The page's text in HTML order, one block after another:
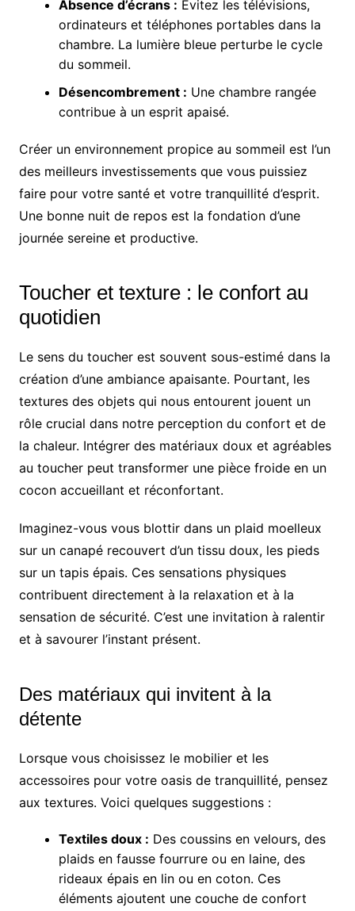
Absence d’écrans : Évitez les télévisions,
ordinateurs et téléphones portables dans la
chambre. La lumière bleue perturbe le cycle
du sommeil.
Désencombrement : Une chambre rangée
contribue à un esprit apaisé.
Créer un environnement propice au sommeil est l’un
des meilleurs investissements que vous puissiez
faire pour votre santé et votre tranquillité d’esprit.
Une bonne nuit de repos est la fondation d’une
journée sereine et productive.
Toucher et texture : le confort au
quotidien
Le sens du toucher est souvent sous-estimé dans la
création d’une ambiance apaisante. Pourtant, les
textures des objets qui nous entourent jouent un
rôle crucial dans notre perception du confort et de
la chaleur. Intégrer des matériaux doux et agréables
au toucher peut transformer une pièce froide en un
cocon accueillant et réconfortant.
Imaginez-vous vous blottir dans un plaid moelleux
sur un canapé recouvert d’un tissu doux, les pieds
sur un tapis épais. Ces sensations physiques
contribuent directement à la relaxation et à la
sensation de sécurité. C’est une invitation à ralentir
et à savourer l’instant présent.
Des matériaux qui invitent à la
détente
Lorsque vous choisissez le mobilier et les
accessoires pour votre oasis de tranquillité, pensez
aux textures. Voici quelques suggestions :
Textiles doux : Des coussins en velours, des
plaids en fausse fourrure ou en laine, des
rideaux épais en lin ou en coton. Ces
éléments ajoutent une couche de confort